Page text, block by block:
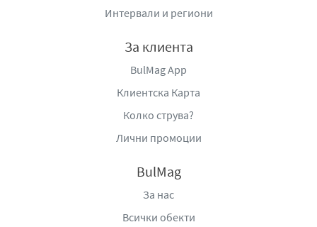
Интервали и региони
За клиента
BulMag App
Клиентска Карта
Колко струва?
Лични промоции
BulMag
За нас
Всички обекти